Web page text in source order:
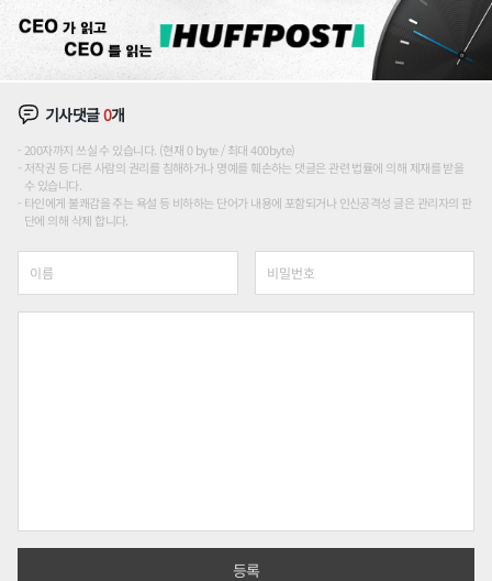
기사댓글0개
200자까지 쓰실 수 있습니다. (현재 0 byte / 최대 400byte)
저작권 등 다른 사람의 권리를 침해하거나 명예를 훼손하는 댓글은 관련 법률에 의해 제재를 받을
수 있습니다.
타인에게 불쾌감을 주는 욕설 등 비하하는 단어가 내용에 포함되거나 인신공격성 글은 관리자의 판
단에 의해 삭제 합니다.